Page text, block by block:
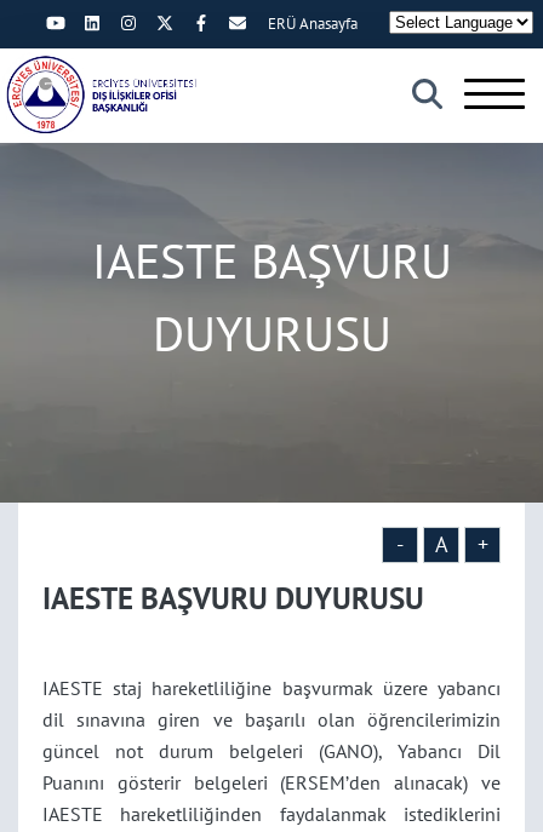
×
ERÜ Anasayfa
IAESTE BAŞVURU
DUYURUSU
- A +
IAESTE BAŞVURU DUYURUSU
IAESTE staj hareketliliğine başvurmak üzere yabancı
dil sınavına giren ve başarılı olan öğrencilerimizin
güncel not durum belgeleri (GANO), Yabancı Dil
Puanını gösterir belgeleri (ERSEM’den alınacak) ve
IAESTE hareketliliğinden faydalanmak istediklerini